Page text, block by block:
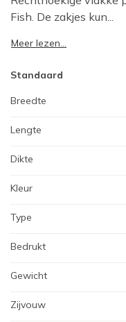
Fish. De zakjes kun...
Meer lezen...
Standaard
Breedte
Lengte
Dikte
Kleur
Type
Bedrukt
Gewicht
Zijvouw